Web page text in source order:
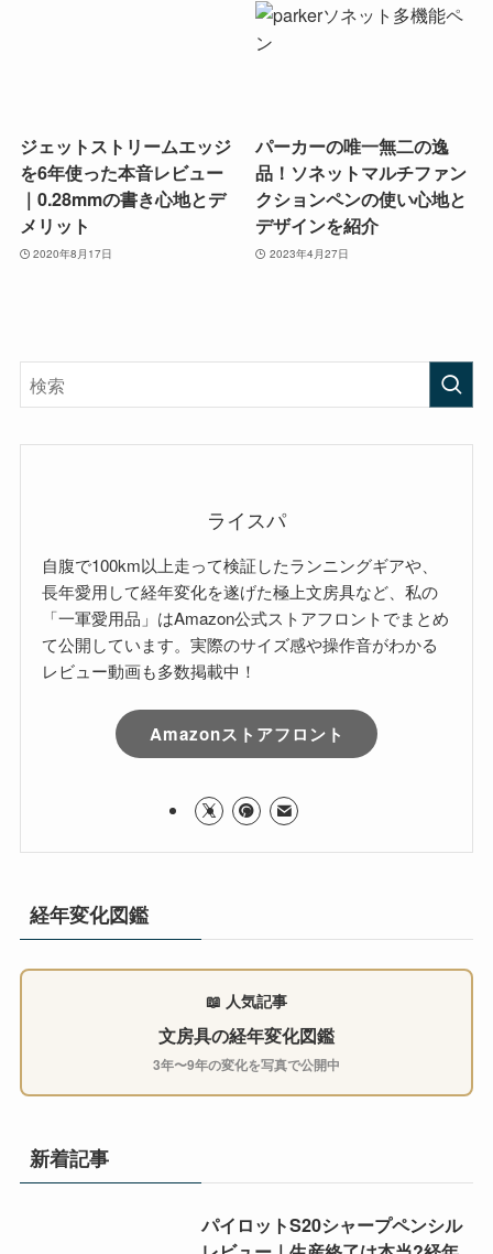
ジェットストリームエッジ
を6年使った本音レビュー
｜0.28mmの書き心地とデ
メリット
2020年8月17日
パーカーの唯一無二の逸
品！ソネットマルチファン
クションペンの使い心地と
デザインを紹介
2023年4月27日
ライスパ
自腹で100km以上走って検証したランニングギアや、
長年愛用して経年変化を遂げた極上文房具など、私の
「一軍愛用品」はAmazon公式ストアフロントでまとめ
て公開しています。実際のサイズ感や操作音がわかる
レビュー動画も多数掲載中！
Amazonストアフロント
経年変化図鑑
📖 人気記事
文房具の経年変化図鑑
3年〜9年の変化を写真で公開中
新着記事
パイロットS20シャープペンシル